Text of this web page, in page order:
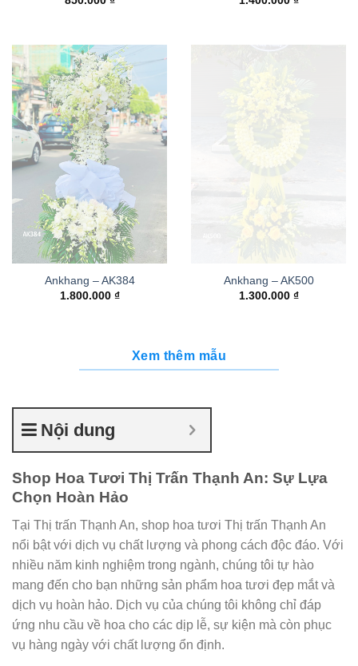
Ankhang – AK384
1.800.000 ₫
Ankhang – AK500
1.300.000 ₫
Xem thêm mẫu
Nội dung
Shop Hoa Tươi Thị Trấn Thạnh An: Sự Lựa
Chọn Hoàn Hảo
Tại Thị trấn Thạnh An, shop hoa tươi Thị trấn Thạnh An
nổi bật với dịch vụ chất lượng và phong cách độc đáo. Với
nhiều năm kinh nghiệm trong ngành, chúng tôi tự hào
mang đến cho bạn những sản phẩm hoa tươi đẹp mắt và
dịch vụ hoàn hảo. Dịch vụ của chúng tôi không chỉ đáp
ứng nhu cầu về hoa cho các dịp lễ, sự kiện mà còn phục
vụ hàng ngày với chất lượng ổn định.